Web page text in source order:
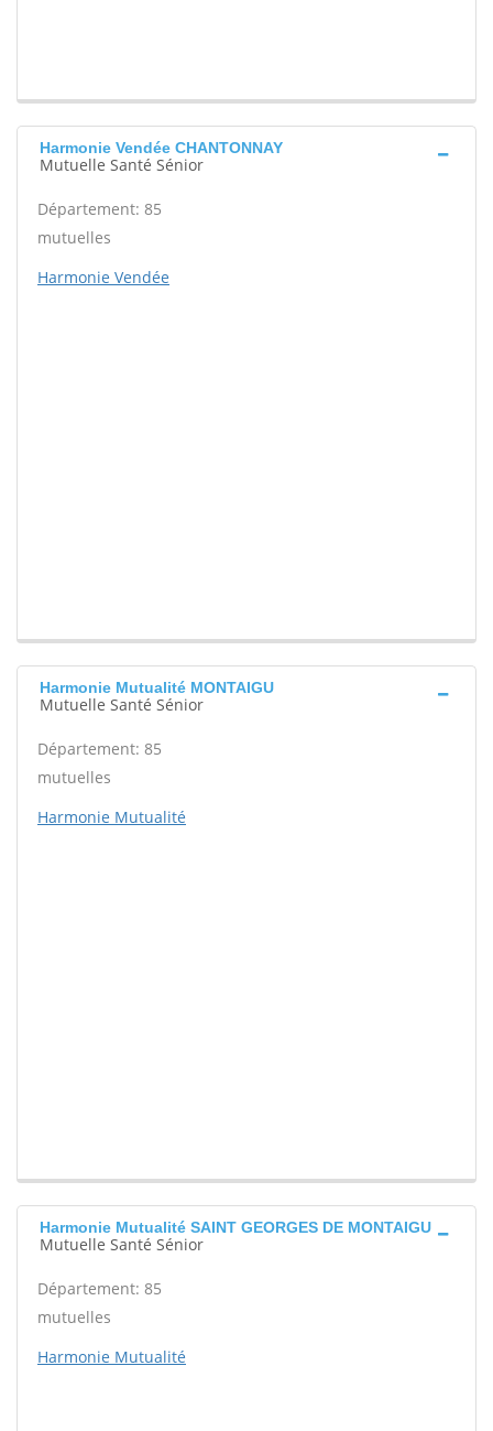
Harmonie Vendée CHANTONNAY
Mutuelle Santé Sénior
Département: 85
mutuelles
Harmonie Vendée
Harmonie Mutualité MONTAIGU
Mutuelle Santé Sénior
Département: 85
mutuelles
Harmonie Mutualité
Harmonie Mutualité SAINT GEORGES DE MONTAIGU
Mutuelle Santé Sénior
Département: 85
mutuelles
Harmonie Mutualité